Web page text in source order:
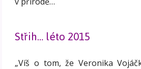
Střih… léto 2015
„Víš o tom, že Veronika